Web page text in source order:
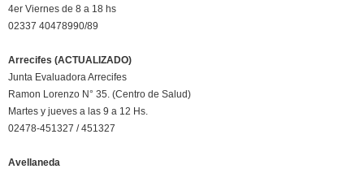
4er Viernes de 8 a 18 hs
02337 40478990/89
Arrecifes (ACTUALIZADO)
Junta Evaluadora Arrecifes
Ramon Lorenzo N° 35. (Centro de Salud)
Martes y jueves a las 9 a 12 Hs.
02478-451327 / 451327
Avellaneda